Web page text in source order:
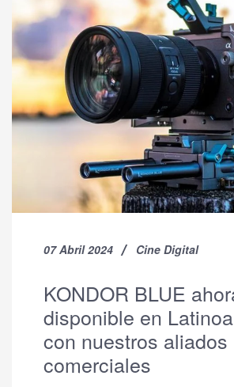
07 Abril 2024 Cine Digital
KONDOR BLUE
disponible en
con nuestros aliados
comerciales